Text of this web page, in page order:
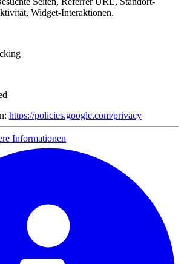
Widget-Interaktionen.
https://policies.google.com/privacy
Informationen